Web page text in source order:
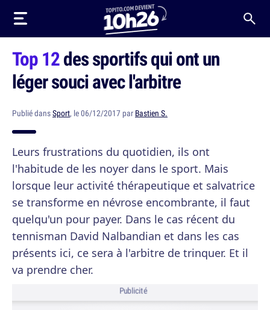
Top 12des sportifs qui ont un
léger souci avec l'arbitre
Publié dansSport, le 06/12/2017 par Bastien S.
Leurs frustrations du quotidien, ils ont
l'habitude de les noyer dans le sport. Mais
lorsque leur activité thérapeutique et salvatrice
se transforme en névrose encombrante, il faut
quelqu'un pour payer. Dans le cas récent du
tennisman David Nalbandian et dans les cas
présents ici, ce sera à l'arbitre de trinquer. Et il
va prendre cher.
Publicité